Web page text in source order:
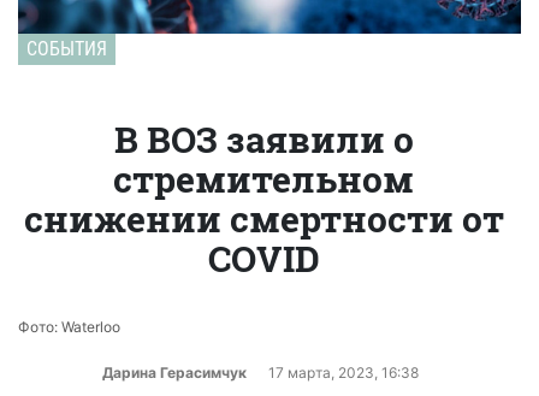
СОБЫТИЯ
В ВОЗ заявили о
стремительном
снижении смертности от
COVID
Фото: Waterloo
Дарина Герасимчук 17 марта, 2023, 16:38